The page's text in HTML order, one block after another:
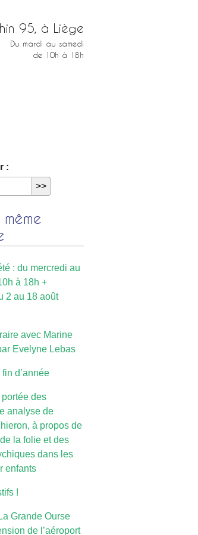
95, à Liège
Du mardi au samedi
de 10h à 18h
:
: du mercredi au
à 18h +
2 au 18 août
avec Marine
Evelyne Lebas
d’année
des
analyse de
à propos de
la folie et des
dans les
enfants
!
Grande Ourse
de l’aéroport